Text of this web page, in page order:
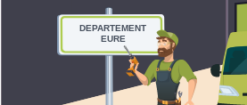
DEPARTEMENT
EURE